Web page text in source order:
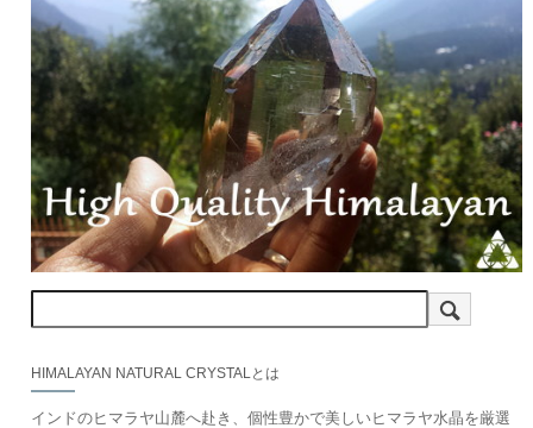
HIMALAYAN NATURAL CRYSTALとは
インドのヒマラヤ山麓へ赴き、個性豊かで美しいヒマラヤ水晶を厳選